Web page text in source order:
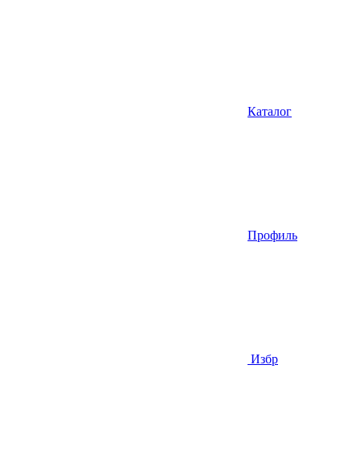
Каталог
Профиль
Избр